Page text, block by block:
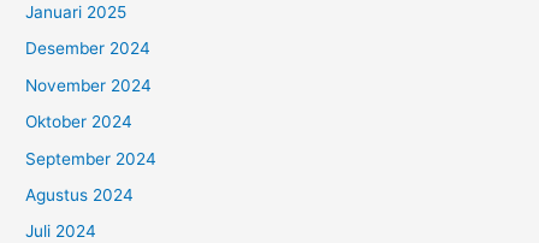
Januari 2025
Desember 2024
November 2024
Oktober 2024
September 2024
Agustus 2024
Juli 2024